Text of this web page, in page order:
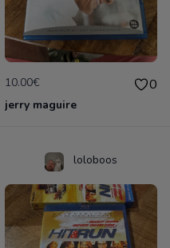
10.00€ 0
jerry maguire
loloboos